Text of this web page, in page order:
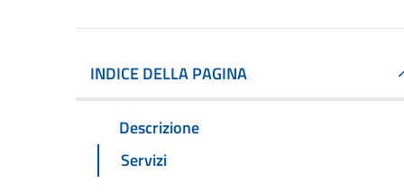
INDICE DELLA PAGINA
Descrizione
Servizi